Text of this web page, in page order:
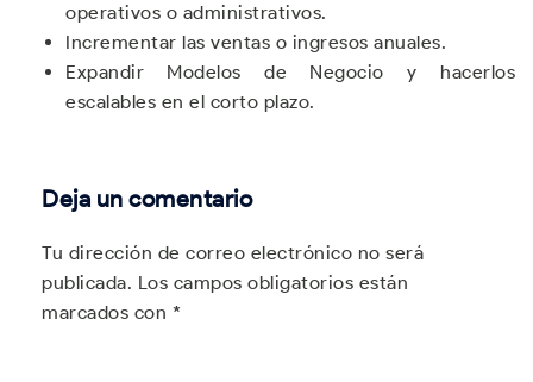
operativos o administrativos.
Incrementar las ventas o ingresos anuales.
Expandir Modelos de Negocio y hacerlos
escalables en el corto plazo.
Deja un comentario
Tu dirección de correo electrónico no será
publicada. Los campos obligatorios están
marcados con *